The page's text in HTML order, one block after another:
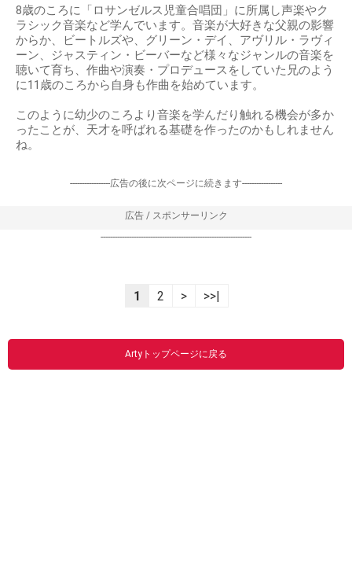
8歳のころに「ロサンゼルス児童合唱団」に所属し声楽やク
ラシック音楽など学んでいます。音楽が大好きな父親の影響
からか、ビートルズや、グリーン・デイ、アヴリル・ラヴィ
ーン、ジャスティン・ビーバーなど様々なジャンルの音楽を
聴いて育ち、作曲や演奏・プロデュースをしていた兄のよう
に11歳のころから自身も作曲を始めています。
このように幼少のころより音楽を学んだり触れる機会が多か
ったことが、天才を呼ばれる基礎を作ったのかもしれません
ね。
-----------------広告の後に次ページに続きます-----------------
広告 / スポンサーリンク
----------------------------------------------------------------
1 2 > >>|
Artyトップページに戻る